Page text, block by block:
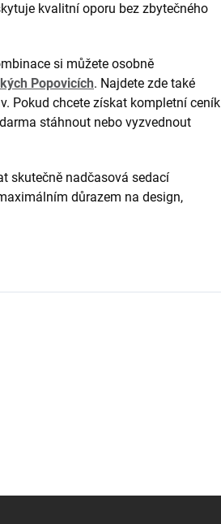
kvalitní oporu bez zbytečného
si můžete osobně
Popovicích. Najdete zde také
Pokud chcete získat kompletní ceník
stáhnout nebo vyzvednout
skutečně nadčasová sedací
důrazem na design,